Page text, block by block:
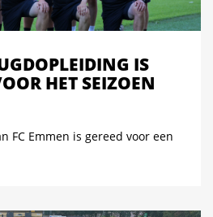
IS
HET SEIZOEN
FC Emmen is gereed voor een